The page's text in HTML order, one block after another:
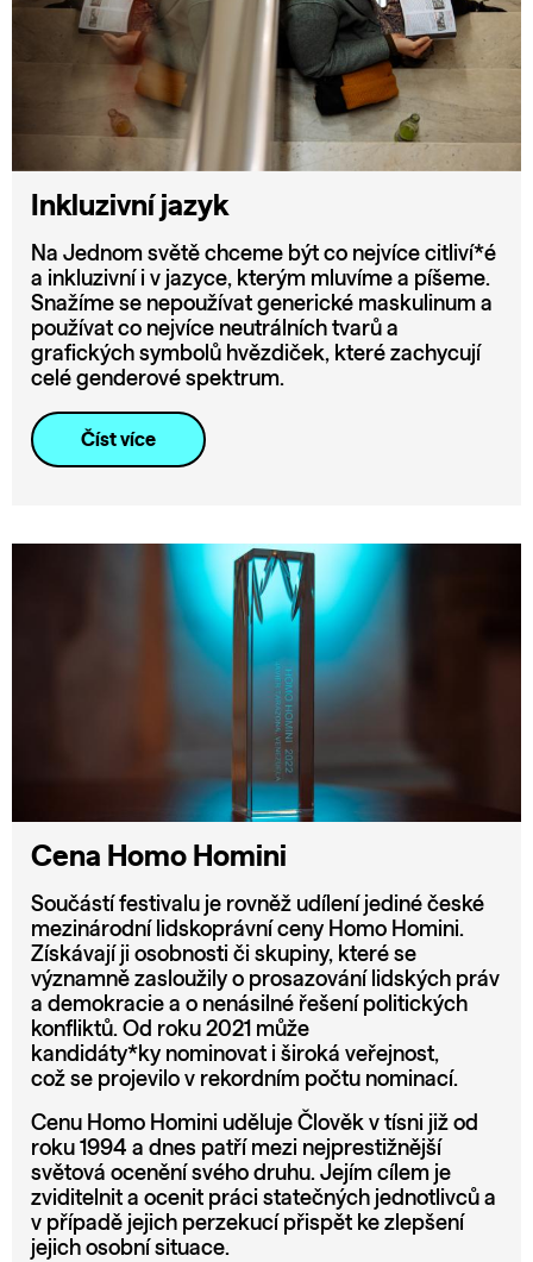
Inkluzivní jazyk
Na Jednom světě chceme být co nejvíce citliví*é
a inkluzivní i v jazyce, kterým mluvíme a píšeme.
Snažíme se nepoužívat generické maskulinum a
používat co nejvíce neutrálních tvarů a
grafických symbolů hvězdiček, které zachycují
celé genderové spektrum.
Číst více
Cena Homo Homini
Součástí festivalu je rovněž udílení jediné české
mezinárodní lidskoprávní ceny Homo Homini.
Získávají ji osobnosti či skupiny, které se
významně zasloužily o prosazování lidských práv
a demokracie a o nenásilné řešení politických
konfliktů. Od roku 2021 může
kandidáty*ky nominovat i široká veřejnost,
což se projevilo v rekordním počtu nominací.
Cenu Homo Homini uděluje Člověk v tísni již od
roku 1994 a dnes patří mezi nejprestižnější
světová ocenění svého druhu. Jejím cílem je
zviditelnit a ocenit práci statečných jednotlivců a
v případě jejich perzekucí přispět ke zlepšení
jejich osobní situace.